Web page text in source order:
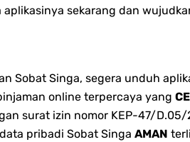
sekarang dan
Sobat Singa, segera unduh
online terpercaya yang
surat izin nomor KEP-47/
pribadi Sobat Singa AMAN